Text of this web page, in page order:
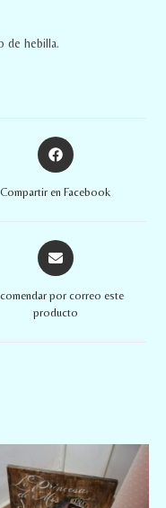
de hebilla.
Compartir en Facebook
por correo este
producto